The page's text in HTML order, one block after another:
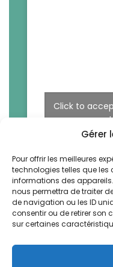
Gérer
Pour offrir les meilleures
technologies telles que
informations des
nous permettra de traiter
de navigation ou les ID
consentir ou de retirer son
sur certaines
Click to